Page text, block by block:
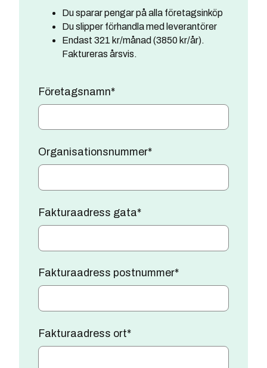
Du sparar pengar på alla företagsinköp
Du slipper förhandla med leverantörer
Endast 321 kr/månad (3850 kr/år).
Faktureras årsvis.
Företagsnamn*
Organisationsnummer*
Fakturaadress gata*
Fakturaadress postnummer*
Fakturaadress ort*